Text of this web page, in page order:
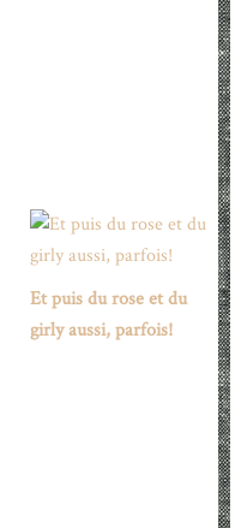
Et puis du rose et du
girly aussi, parfois!